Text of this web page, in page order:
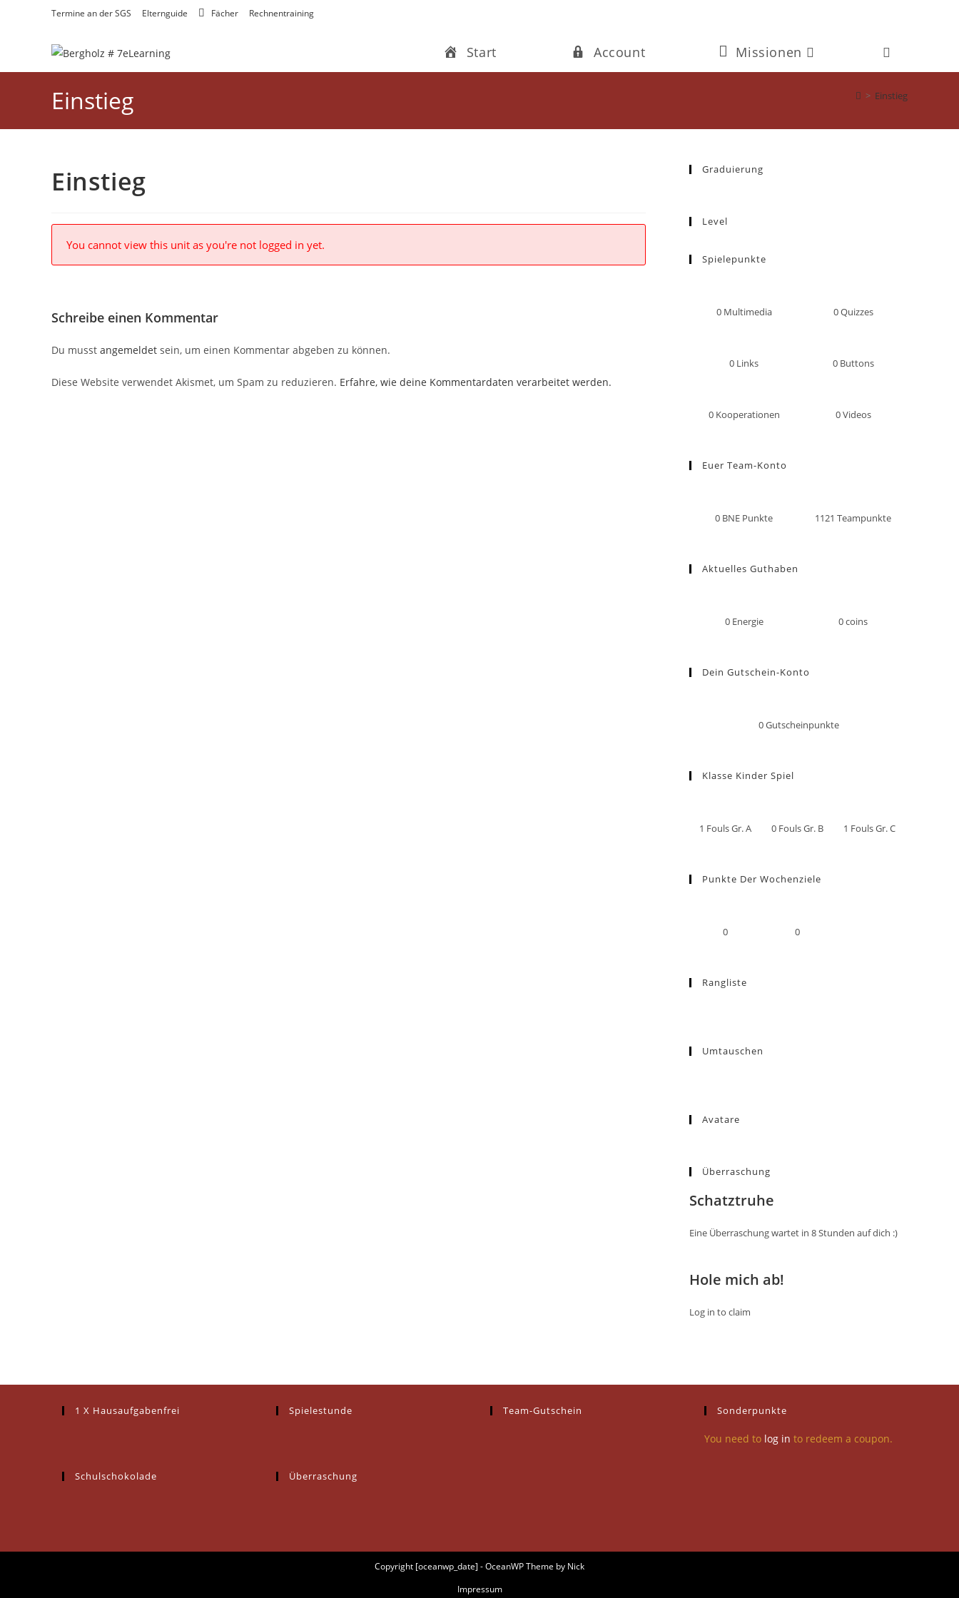
Termine an der SGS Elternguide Fächer Rechnentraining
Start Account Missionen Website-
Suche
umschalten
Einstieg > Einstieg
Einstieg
You cannot view this unit as you're not logged in yet.
Schreibe einen Kommentar
Du musst angemeldet sein, um einen Kommentar abgeben zu können.
Diese Website verwendet Akismet, um Spam zu reduzieren. Erfahre, wie deine Kommentardaten verarbeitet werden.
Graduierung
Level
Spielepunkte
0 Multimedia 0Quizzes
0 Links 0 Buttons
0 Kooperationen 0Videos
Euer Team-Konto
0 BNE Punkte 1121 Teampunkte
Aktuelles Guthaben
0 Energie 0coins
Dein Gutschein-Konto
0Gutscheinpunkte
Klasse Kinder Spiel
1 Fouls Gr. A 0 Fouls Gr. B 1 Fouls Gr. C
Punkte Der Wochenziele
0 0
Rangliste
Umtauschen
Avatare
Überraschung
Schatztruhe
Eine Überraschung wartet in 8 Stunden auf dich :)
Hole mich ab!
Log in to claim
1 X Hausaufgabenfrei
Schulschokolade
Spielestunde
Überraschung
Team-Gutschein Sonderpunkte
You need to log in to redeem a coupon.
Copyright [oceanwp_date] - OceanWP Theme by Nick
Impressum